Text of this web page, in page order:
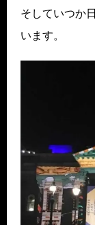
そしていつか
います。